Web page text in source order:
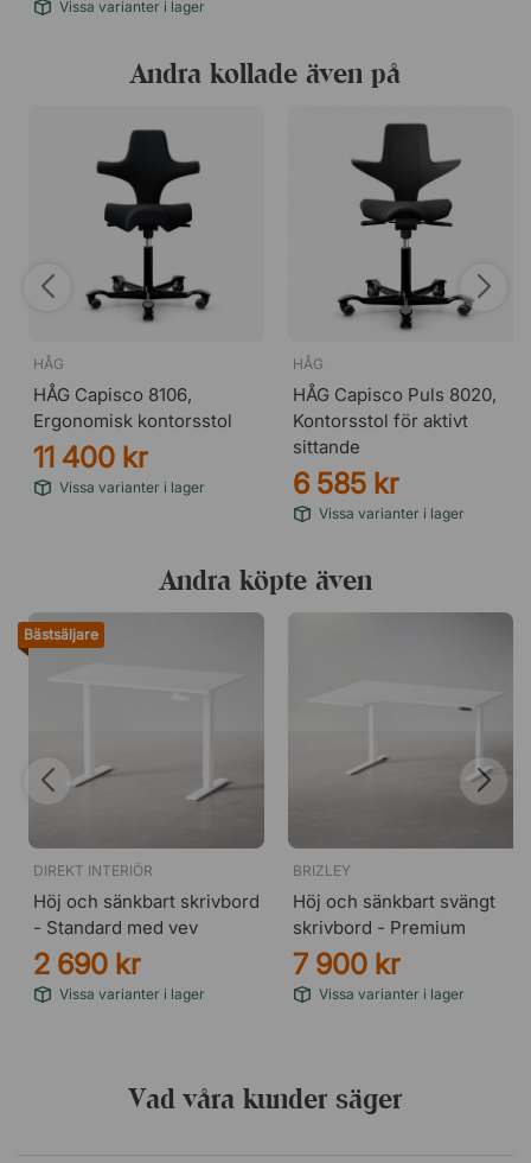
Vissa varianter i lager
Andra kollade även på
HÅG
HÅG Capisco 8106,
Ergonomisk kontorsstol
11 400 kr
Vissa varianter i lager
HÅG
HÅG Capisco Puls 8020,
Kontorsstol för aktivt
sittande
6 585 kr
Vissa varianter i lager
Andra köpte även
Bästsäljare
DIREKT INTERIÖR
Höj och sänkbart skrivbord
- Standard med vev
2 690 kr
Vissa varianter i lager
BRIZLEY
Höj och sänkbart svängt
skrivbord - Premium
7 900 kr
Vissa varianter i lager
Vad våra kunder säger